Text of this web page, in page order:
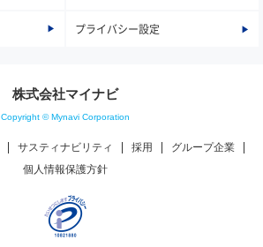
プライバシー設定
株式会社マイナビ
Copyright © Mynavi Corporation
サスティナビリティ 採用
グループ企業
個人情報保護方針